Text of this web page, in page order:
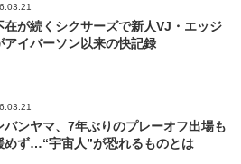
在が続くシクサーズで新人VJ・エッジ
アイバーソン以来の快記録
バンヤマ、7年ぶりのプレーオフ出場も
めず…“宇宙人”が恐れるものとは